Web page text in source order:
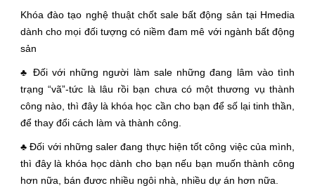
Khóa đào tạo nghệ thuật chốt sale bất động sản tại Hmedia
dành cho mọi đối tượng có niềm đam mê với ngành bất động
sản
♣ Đối với những người làm sale những đang lâm vào tình
trạng “vã”-tức là lâu rồi bạn chưa có một thương vụ thành
công nào, thì đây là khóa học cần cho bạn để số lại tinh thần,
để thay đổi cách làm và thành công.
♣ Đối với những saler đang thực hiện tốt công việc của mình,
thì đây là khóa học dành cho bạn nếu bạn muốn thành công
hơn nữa, bán đươc nhiều ngôi nhà, nhiều dự án hơn nữa.